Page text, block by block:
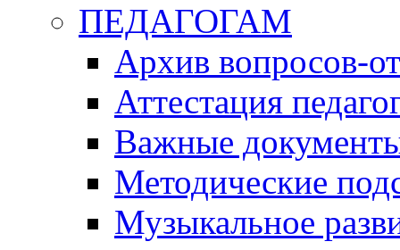
ПЕДАГОГАМ
Архив вопросов-
Аттестация
Важные
Методические
Музыкальное